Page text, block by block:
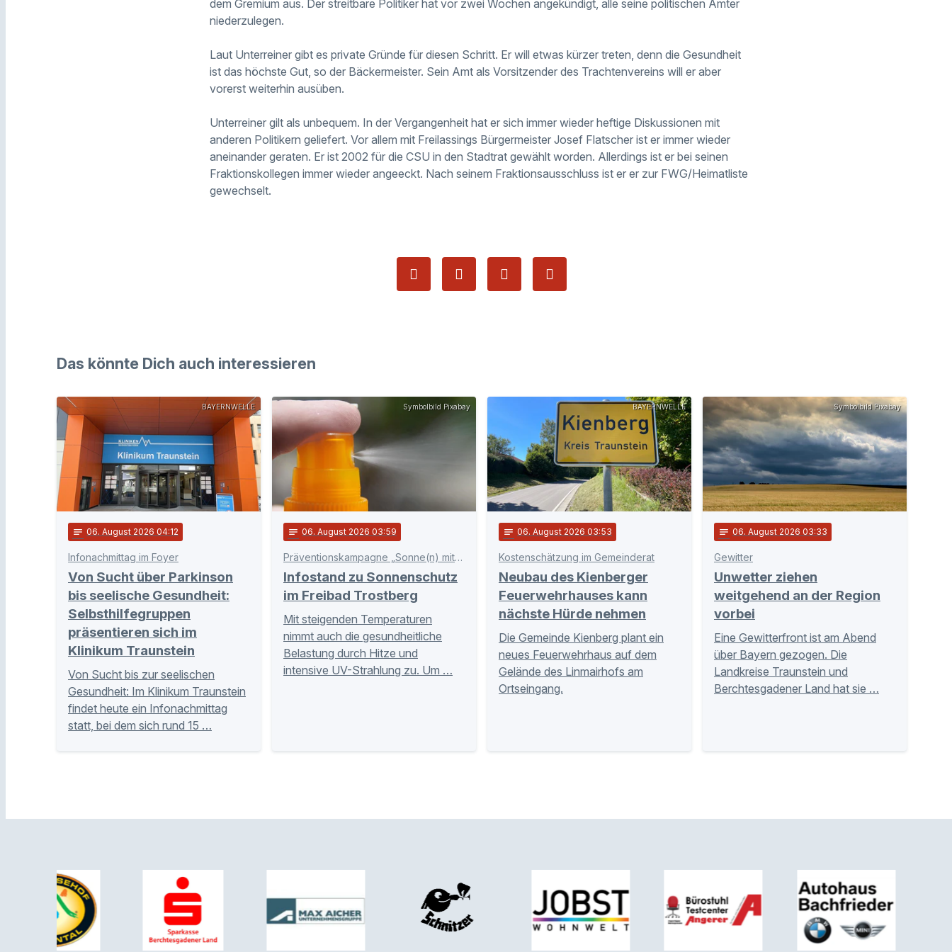
dem Gremium aus. Der streitbare Politiker hat vor zwei Wochen angekündigt, alle seine politischen Ämter
niederzulegen.
Laut Unterreiner gibt es private Gründe für diesen Schritt. Er will etwas kürzer treten, denn die Gesundheit
ist das höchste Gut, so der Bäckermeister. Sein Amt als Vorsitzender des Trachtenvereins will er aber
vorerst weiterhin ausüben.
Unterreiner gilt als unbequem. In der Vergangenheit hat er sich immer wieder heftige Diskussionen mit
anderen Politikern geliefert. Vor allem mit Freilassings Bürgermeister Josef Flatscher ist er immer wieder
aneinander geraten. Er ist 2002 für die CSU in den Stadtrat gewählt worden. Allerdings ist er bei seinen
Fraktionskollegen immer wieder angeeckt. Nach seinem Fraktionsausschluss ist er er zur FWG/Heimatliste
gewechselt.
Das könnte Dich auch interessieren
BAYERNWELLE
notes 06. August 2026 04:12
Infonachmittag im Foyer
Von Sucht über Parkinson
bis seelische Gesundheit:
Selbsthilfegruppen
präsentieren sich im
Klinikum Traunstein
Von Sucht bis zur seelischen
Gesundheit: Im Klinikum Traunstein
findet heute ein Infonachmittag
statt, bei dem sich rund 15 …
Symbolbild Pixabay
notes 06. August 2026 03:59
Präventionskampagne „Sonne(n) mit Verstand“
Infostand zu Sonnenschutz
im Freibad Trostberg
Mit steigenden Temperaturen
nimmt auch die gesundheitliche
Belastung durch Hitze und
intensive UV-Strahlung zu. Um …
BAYERNWELLE
notes 06. August 2026 03:53
Kostenschätzung im Gemeinderat
Neubau des Kienberger
Feuerwehrhauses kann
nächste Hürde nehmen
Die Gemeinde Kienberg plant ein
neues Feuerwehrhaus auf dem
Gelände des Linmairhofs am
Ortseingang.
Symbolbild Pixabay
notes 06. August 2026 03:33
Gewitter
Unwetter ziehen
weitgehend an der Region
vorbei
Eine Gewitterfront ist am Abend
über Bayern gezogen. Die
Landkreise Traunstein und
Berchtesgadener Land hat sie …